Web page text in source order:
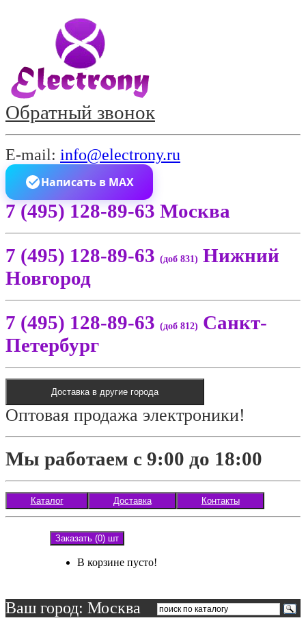
Обратный звонок
E-mail: info@electrony.ru
Написать в MAX
7 (495) 128-89-63 Москва
7 (495) 128-89-63 (доб 831) Нижний
Новгород
7 (495) 128-89-63 (доб 812) Санкт-
Петербург
Доставка в другие города
Оптовая продажа электроники!
Мы работаем с 9:00 до 18:00
Каталог Доставка Контакты
Заказать (0) шт
В корзине пусто!
Ваш город: Москва